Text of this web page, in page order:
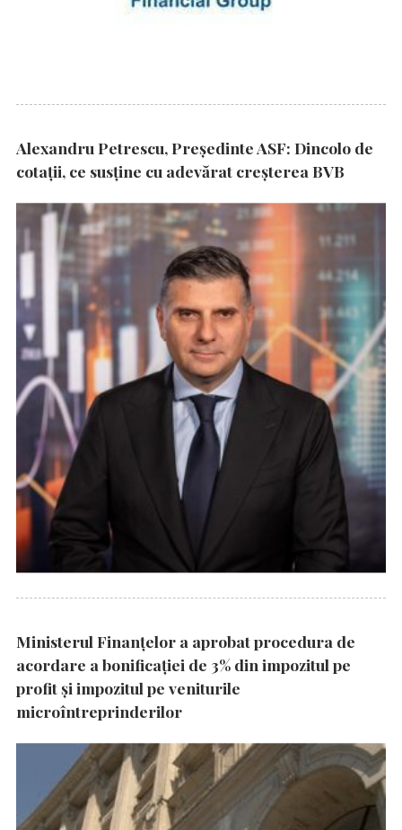
Alexandru Petrescu, Președinte ASF: Dincolo de
cotații, ce susține cu adevărat creșterea BVB
Ministerul Finanțelor a aprobat procedura de
acordare a bonificației de 3% din impozitul pe
profit și impozitul pe veniturile
microîntreprinderilor